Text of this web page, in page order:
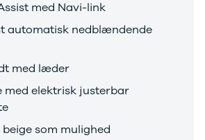
alle Land
med Navi-link
automatisk nedblændende
med læder
med elektrisk justerbar
som mulighed